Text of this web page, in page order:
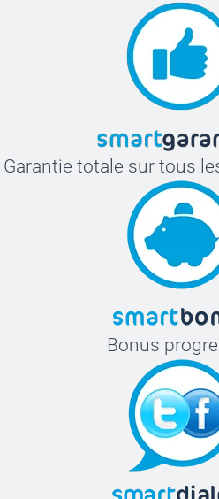
Garantie totale sur tous
Bonus